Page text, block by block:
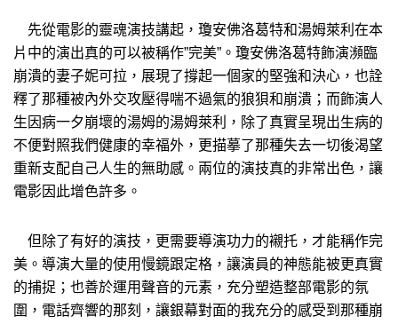
先從電影的靈魂演技講起，瓊安佛洛葛特和湯姆萊利在本
片中的演出真的可以被稱作”完美”。瓊安佛洛葛特飾演瀕臨
崩潰的妻子妮可拉，展現了撐起一個家的堅強和決心，也詮
釋了那種被內外交攻壓得喘不過氣的狼狽和崩潰；而飾演人
生因病一夕崩壞的湯姆的湯姆萊利，除了真實呈現出生病的
不便對照我們健康的幸福外，更描摹了那種失去一切後渴望
重新支配自己人生的無助感。兩位的演技真的非常出色，讓
電影因此增色許多。
但除了有好的演技，更需要導演功力的襯托，才能稱作完
美。導演大量的使用慢鏡跟定格，讓演員的神態能被更真實
的捕捉；也善於運用聲音的元素，充分塑造整部電影的氛
圍，電話齊響的那刻，讓銀幕對面的我充分的感受到那種崩